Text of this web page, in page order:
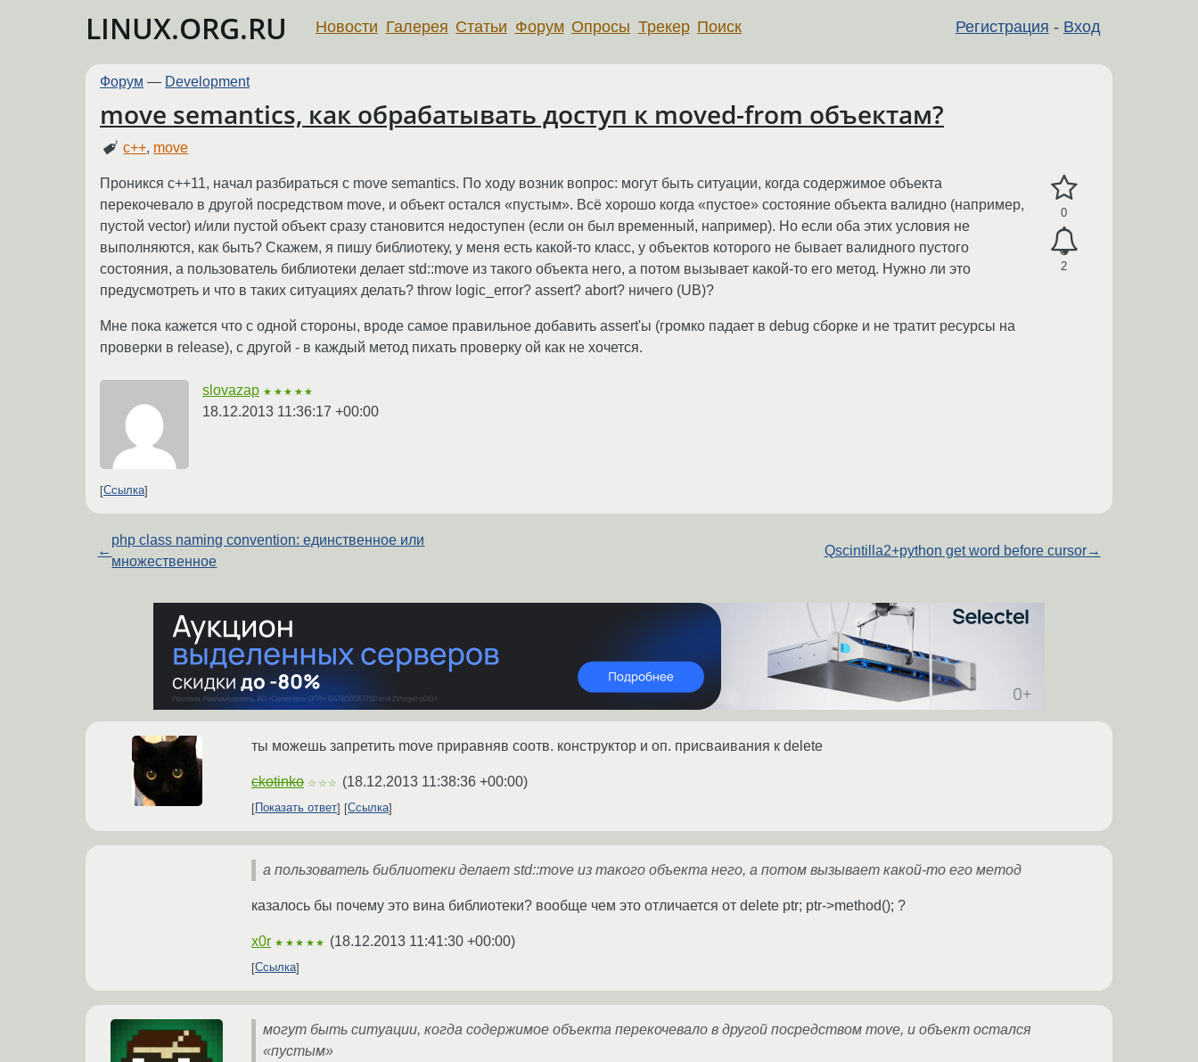
LINUX.ORG.RU Регистрация - Вход
Новости Галерея Статьи Форум Опросы Трекер Поиск
Форум — Development
move semantics, как обрабатывать доступ к moved-from объектам?
c++, move
0
2
Проникся c++11, начал разбираться с move semantics. По ходу возник вопрос: могут быть ситуации, когда содержимое объекта
перекочевало в другой посредством move, и объект остался «пустым». Всё хорошо когда «пустое» состояние объекта валидно (например,
пустой vector) и/или пустой объект сразу становится недоступен (если он был временный, например). Но если оба этих условия не
выполняются, как быть? Скажем, я пишу библиотеку, у меня есть какой-то класс, у объектов которого не бывает валидного пустого
состояния, а пользователь библиотеки делает std::move из такого объекта него, а потом вызывает какой-то его метод. Нужно ли это
предусмотреть и что в таких ситуациях делать? throw logic_error? assert? abort? ничего (UB)?
Мне пока кажется что с одной стороны, вроде самое правильное добавить assert'ы (громко падает в debug сборке и не тратит ресурсы на
проверки в release), с другой - в каждый метод пихать проверку ой как не хочется.
slovazap ★★★★★
18.12.2013 11:36:17 +00:00
Ссылка
←
php class naming convention: единственное или
множественное
Qscintilla2+python get word before cursor→
ты можешь запретить move приравняв соотв. конструктор и оп. присваивания к delete
ckotinko ☆☆☆ (18.12.2013 11:38:36 +00:00)
Показать ответ Ссылка
а пользователь библиотеки делает std::move из такого объекта него, а потом вызывает какой-то его метод
казалось бы почему это вина библиотеки? вообще чем это отличается от delete ptr; ptr->method(); ?
x0r ★★★★★ (18.12.2013 11:41:30 +00:00)
Ссылка
могут быть ситуации, когда содержимое объекта перекочевало в другой посредством move, и объект остался
«пустым»